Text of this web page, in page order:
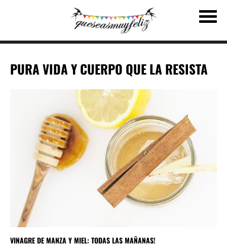
PURA VIDA Y CUERPO QUE LA RESISTA
VINAGRE DE MANZA Y MIEL: TODAS LAS MAÑANAS!